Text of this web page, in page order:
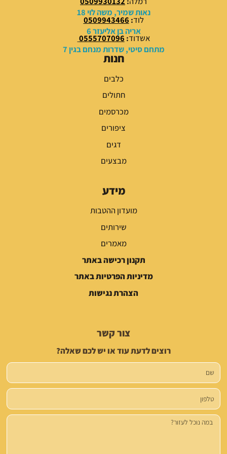
₪
.
₪
.
נאות שמיר, משה לוי 18
לוד:
0509943466
אריה בן אליעזר 6
אשדוד:
0555707096
מתחם סיטי, שדרות מנחם בגין 7
חנות
כלבים
חתולים
מכרסמים
ציפורים
דגים
מבצעים
מידע
מועדון ההטבות
שירותים
מאמרים
תקנון רכישה באתר
מדיניות הפרטיות באתר
הצהרת נגישות
צור קשר
רוצים לדעת עוד או יש לכם שאלה?
שם
טלפון
הודעה